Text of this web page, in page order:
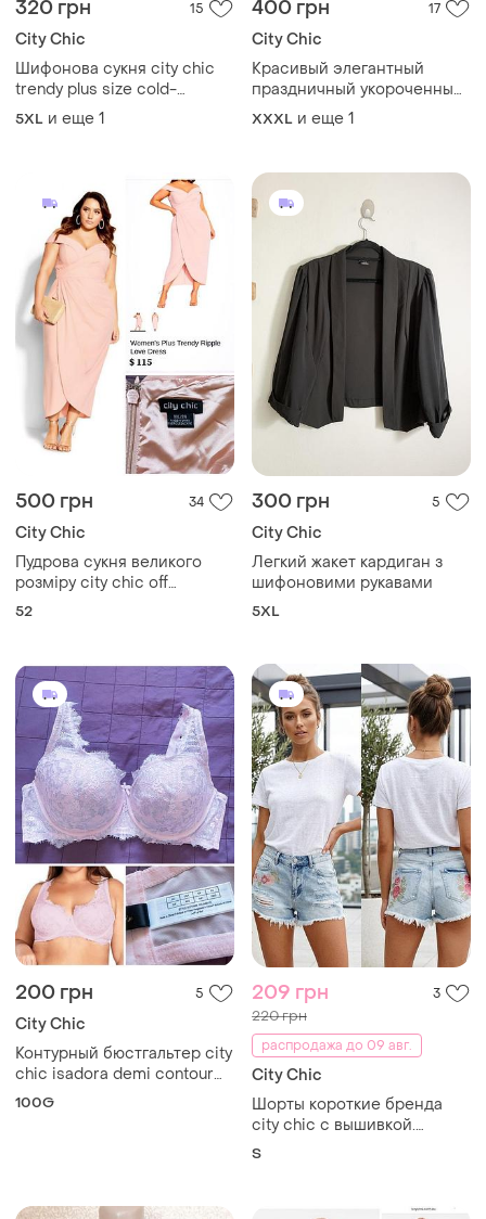
320 грн 15
City Chic
Шифонова сукня city chic
trendy plus size cold-
shoulder maxi dress, p. 24
5XL и еще 1
400 грн 17
City Chic
Красивый элегантный
праздничный укороченный
брючный комбинезон с
широкими штанинами
XXXL и еще 1
500 грн 34
City Chic
Пудрова сукня великого
розміру city chic off
shoulders ripple love dress,
52
300 грн 5
City Chic
Легкий жакет кардиган з
шифоновими рукавами
5XL
200 грн 5
City Chic
Контурный бюстгальтер city
chic isadora demi contour
bra, p. 100 g
100G
209 грн 3
220 грн
распродажа до 09 авг.
City Chic
Шорты короткие бренда
city chic с вышивкой.
замеры:пот-40 см, длина
S